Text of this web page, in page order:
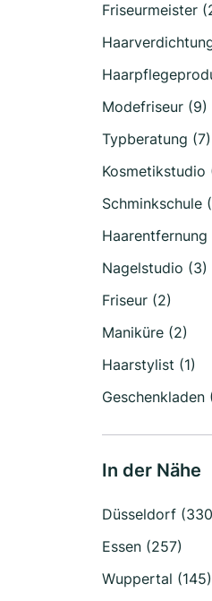
Friseurmeister
Modefriseur (9)
Typberatung (7)
Kosmetikstudio
Schminkschule
Haarentfernung
Nagelstudio (3)
Friseur (2)
Maniküre (2)
Haarstylist (1)
Geschenkladen
In der Nähe
Düsseldorf
Essen (257)
Wuppertal (145)